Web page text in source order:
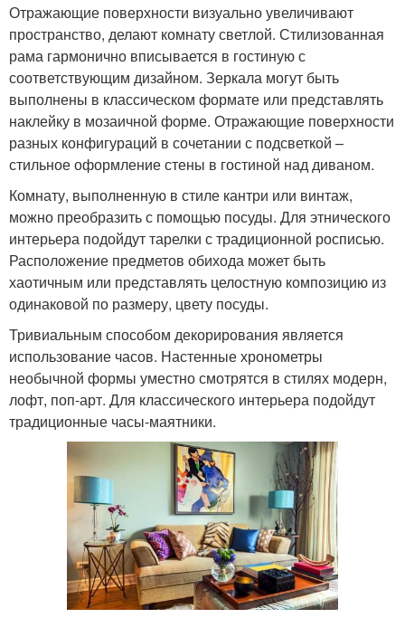
Отражающие поверхности визуально увеличивают
пространство, делают комнату светлой. Стилизованная
рама гармонично вписывается в гостиную с
соответствующим дизайном. Зеркала могут быть
выполнены в классическом формате или представлять
наклейку в мозаичной форме. Отражающие поверхности
разных конфигураций в сочетании с подсветкой –
стильное оформление стены в гостиной над диваном.
Комнату, выполненную в стиле кантри или винтаж,
можно преобразить с помощью посуды. Для этнического
интерьера подойдут тарелки с традиционной росписью.
Расположение предметов обихода может быть
хаотичным или представлять целостную композицию из
одинаковой по размеру, цвету посуды.
Тривиальным способом декорирования является
использование часов. Настенные хронометры
необычной формы уместно смотрятся в стилях модерн,
лофт, поп-арт. Для классического интерьера подойдут
традиционные часы-маятники.